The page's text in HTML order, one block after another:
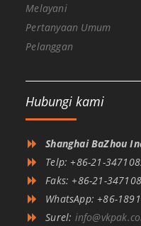
Melayani
Pertanyaan Umum
Pelanggan
Hubungi kami
Shanghai BaZhou
Telp: +86-21-
Faks: +86-21-
WhatsApp: +86-
Surel: